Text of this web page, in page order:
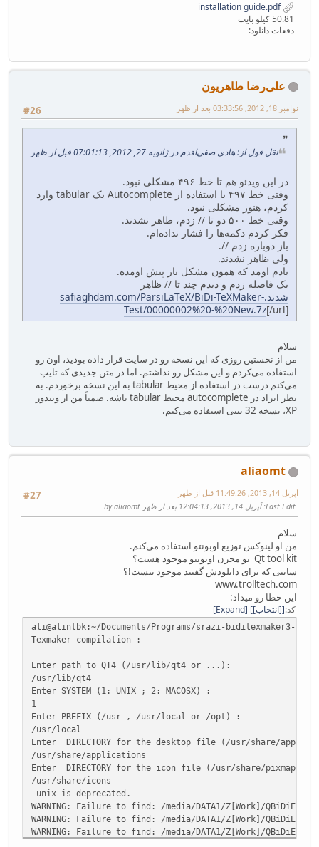
installation guide.pdf
50.81 کیلو بایت
دفعات دانلود:
علی‌رضا طاهريون
#26 نوامبر 18, 2012, 03:33:56 بعد از ظهر
نقل قول از: هادی صفی‌اقدم در ژانویه 27, 2012, 07:01:13 قبل از ظهر
در این ویدئو هم تا خط ۴۹۶ مشکلی نبود.
وقتی خط ۴۹۷ با استفاده از Autocomplete یک tabular وارد
کردم، هنوز مشکلی نبود.
وقتی خط ۵۰۰ دو تا // زدم، ظاهر نشدند.
فکر کردم دکمه‌ها را فشار نداده‌ام.
باز دوباره زدم //.
ولی ظاهر نشدند.
یادم اومد که همون مشکل باز پیش اومده.
یک فاصله زدم و دیدم چند تا // ظاهر
شدند.safiaghdam.com/ParsiLaTeX/BiDi-TeXMaker-
Test/00000002%20-%20New.7z[/url]
سلام
من از نخستین روزی که این نسخه رو در سایت قرار داده بودید، اون رو
استفاده می‌کردم و این مشکل رو نداشتم. اما در متن جدیدی که تایپ
می‌کنم درست در استفاده از محیط tabular به این نسخه برخوردم. به
نظر ایراد در autocomplete محیط tabular باشه. ضمناً من از ویندوز
XP، نسخه 32 بیتی استفاده می‌کنم.
aliaomt
#27
آپریل 14, 2013, 11:49:26 قبل از ظهر
Last Edit: آپریل 14, 2013, 12:04:13 بعد از ظهر by aliaomt
سلام
من او لینوکس توزیع اوبونتو استفاده می‌کنم.
Qt tool kit تو مجزن اوبونتو موجود هست؟
سایتی که برای دانلودش گفتید موجود نیست!؟
www.trolltech.com
این خطا رو میداد:
کد [انتخاب] Expand
ali@alintbk:~/Documents/Programs/srazi-biditexmaker3-
Texmaker compilation :
----------------------------------------
Enter path to QT4 (/usr/lib/qt4 or ...):
/usr/lib/qt4
Enter SYSTEM (1: UNIX ; 2: MACOSX) :
1
Enter PREFIX (/usr , /usr/local or /opt) :
/usr/local
Enter DIRECTORY for the desktop file (/usr/share/
/usr/share/applications
Enter DIRECTORY for the icon file (/usr/share/pixmaps) :
/usr/share/icons
-unix is deprecated.
WARNING: Failure to find: /media/DATA1/Z[Work]/
WARNING: Failure to find: /media/DATA1/Z[Work]/
WARNING: Failure to find: /media/DATA1/Z[Work]/